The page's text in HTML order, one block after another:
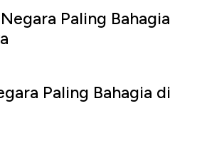
Paling Bahagia
Paling Bahagia di